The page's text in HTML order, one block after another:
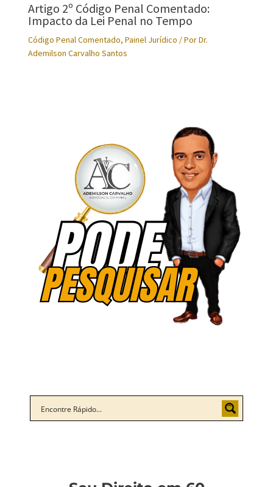
Artigo 2º Código Penal Comentado:
Impacto da Lei Penal no Tempo
Código Penal Comentado, Painel Jurídico / PorDr.
Ademilson Carvalho Santos